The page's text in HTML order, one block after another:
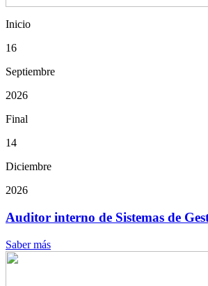
Inicio
16
Septiembre
2026
Final
14
Diciembre
2026
Auditor interno de Sistemas de
Saber más